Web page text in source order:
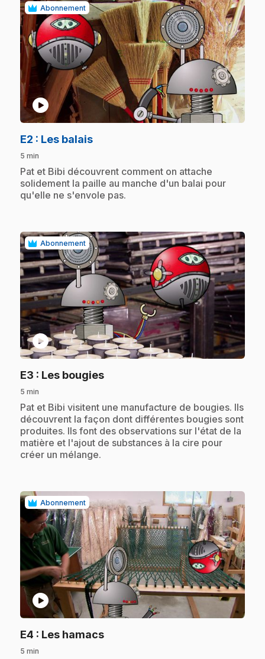
Abonnement
play_circle
E2 : Les balais.
5 min
.Pat et Bibi découvrent comment on attache
solidement la paille au manche d'un balai pour
qu'elle ne s'envole pas.
Abonnement
play_circle
E3 : Les bougies.
5 min
.Pat et Bibi visitent une manufacture de bougies. Ils
découvrent la façon dont différentes bougies sont
produites. Ils font des observations sur l'état de la
matière et l'ajout de substances à la cire pour
créer un mélange.
Abonnement
play_circle
E4 : Les hamacs.
5 min